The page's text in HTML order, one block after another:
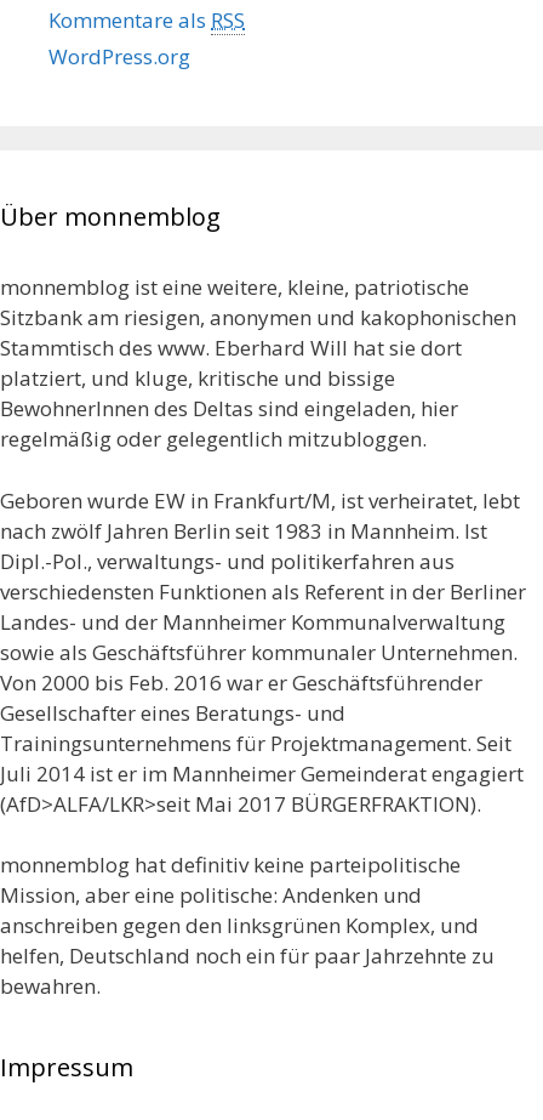
Kommentare als RSS
WordPress.org
Über monnemblog
monnemblog ist eine weitere, kleine, patriotische
Sitzbank am riesigen, anonymen und kakophonischen
Stammtisch des www. Eberhard Will hat sie dort
platziert, und kluge, kritische und bissige
BewohnerInnen des Deltas sind eingeladen, hier
regelmäßig oder gelegentlich mitzubloggen.
Geboren wurde EW in Frankfurt/M, ist verheiratet, lebt
nach zwölf Jahren Berlin seit 1983 in Mannheim. Ist
Dipl.-Pol., verwaltungs- und politikerfahren aus
verschiedensten Funktionen als Referent in der Berliner
Landes- und der Mannheimer Kommunalverwaltung
sowie als Geschäftsführer kommunaler Unternehmen.
Von 2000 bis Feb. 2016 war er Geschäftsführender
Gesellschafter eines Beratungs- und
Trainingsunternehmens für Projektmanagement. Seit
Juli 2014 ist er im Mannheimer Gemeinderat engagiert
(AfD>ALFA/LKR>seit Mai 2017 BÜRGERFRAKTION).
monnemblog hat definitiv keine parteipolitische
Mission, aber eine politische: Andenken und
anschreiben gegen den linksgrünen Komplex, und
helfen, Deutschland noch ein für paar Jahrzehnte zu
bewahren.
Impressum